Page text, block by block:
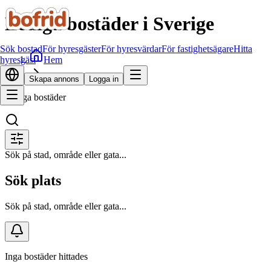
Sök bostadFör hyresgästerFör hyresvärdarFör fastighetsägareHitta
hyresgäst
Skapa annons Logga in
Lediga bostäder i Sverige
Hem
Sök bostad
Lediga bostäder
Sök på stad, område eller gata...
Sök plats
Sök på stad, område eller gata...
Inga bostäder hittades